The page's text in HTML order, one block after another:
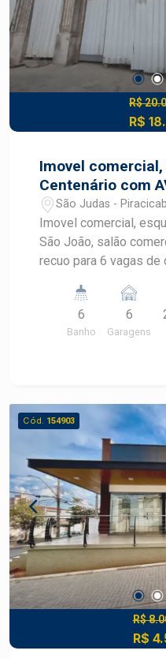
proximidade de
transportes, serviços
Construa o imóvel
segurança e
Construa seu futuro
desenvolvimento do
Piracicaba. Agende
R$
R$
Imovel
Centenário com
São Judas -
Imovel comercial,
São João, salão
recuo para 6 vagas de
região, acabamento
localização de
no Sub solo 90 m2 no
6
Banho
6
Garagens
Cód. 154903
R$
R$